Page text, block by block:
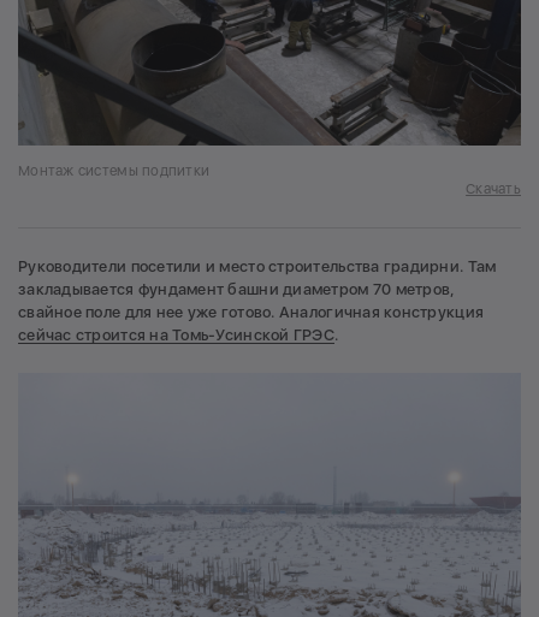
Монтаж системы подпитки
Скачать
Руководители посетили и место строительства градирни. Там
закладывается фундамент башни диаметром 70 метров,
свайное поле для нее уже готово. Аналогичная конструкция
сейчас строится на Томь-Усинской ГРЭС.